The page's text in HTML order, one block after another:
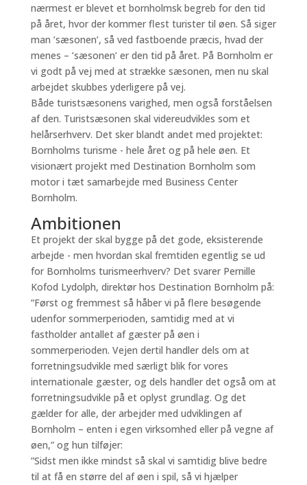
nærmest er blevet et bornholmsk begreb for den tid
på året, hvor der kommer flest turister til øen. Så siger
man ’sæsonen’, så ved fastboende præcis, hvad der
menes – ’sæsonen’ er den tid på året. På Bornholm er
vi godt på vej med at strække sæsonen, men nu skal
arbejdet skubbes yderligere på vej.
Både turistsæsonens varighed, men også forståelsen
af den. Turistsæsonen skal videreudvikles som et
helårserhverv. Det sker blandt andet med projektet:
Bornholms turisme - hele året og på hele øen. Et
visionært projekt med Destination Bornholm som
motor i tæt samarbejde med Business Center
Bornholm.
Ambitionen
Et projekt der skal bygge på det gode, eksisterende
arbejde - men hvordan skal fremtiden egentlig se ud
for Bornholms turismeerhverv? Det svarer Pernille
Kofod Lydolph, direktør hos Destination Bornholm på:
”Først og fremmest så håber vi på flere besøgende
udenfor sommerperioden, samtidig med at vi
fastholder antallet af gæster på øen i
sommerperioden. Vejen dertil handler dels om at
forretningsudvikle med særligt blik for vores
internationale gæster, og dels handler det også om at
forretningsudvikle på et oplyst grundlag. Og det
gælder for alle, der arbejder med udviklingen af
Bornholm – enten i egen virksomhed eller på vegne af
øen,” og hun tilføjer:
”Sidst men ikke mindst så skal vi samtidig blive bedre
til at få en større del af øen i spil, så vi hjælper